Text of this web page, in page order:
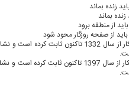
زنده بماند
زنده بماند
از منطقه برود
از صفحه روزگار محود شود
آمریکا جنایتکار از سال 1332
ترامپ جنایتکار از سال 1397
حجازی درباره
ببینید| انیمیشن
جنگنده اف-۵